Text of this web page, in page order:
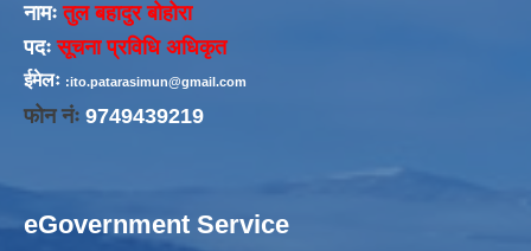
नामःतुल बहादुर बोहोरा
पदःसूचना प्रविधि अधिकृत
ईमेलः :ito.patarasimun@gmail.com
फोन नंः 9749439219
eGovernment Service